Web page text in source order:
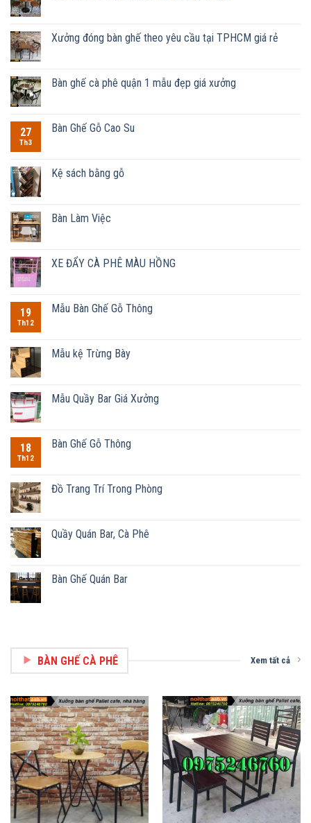
Xưởng đóng bàn ghế theo yêu cầu tại TPHCM giá rẻ
Bàn ghế cà phê quận 1 mẫu đẹp giá xưởng
27
Th3
Bàn Ghế Gỗ Cao Su
Kệ sách bằng gỗ
Bàn Làm Việc
XE ĐẨY CÀ PHÊ MÀU HỒNG
19
Th12
Mẫu Bàn Ghế Gỗ Thông
Mẫu kệ Trừng Bày
Mẫu Quầy Bar Giá Xưởng
18
Th12
Bàn Ghế Gỗ Thông
Đồ Trang Trí Trong Phòng
Quầy Quán Bar, Cà Phê
Bàn Ghế Quán Bar
BÀN GHẾ CÀ PHÊ Xem tất cả